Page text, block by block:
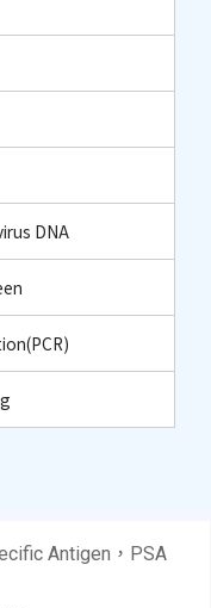
DNA
Antigen，PSA​